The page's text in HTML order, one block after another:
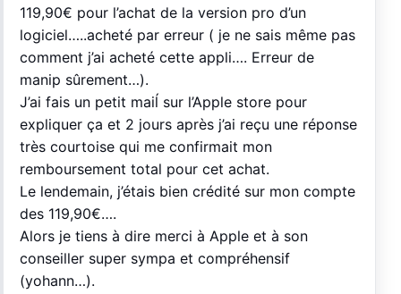
119,90€ pour l’achat de la version pro d’un
logiciel…..acheté par erreur ( je ne sais même pas
comment j’ai acheté cette appli…. Erreur de
manip sûrement…).
J’ai fais un petit maiĺ sur l’Apple store pour
expliquer ça et 2 jours après j’ai reçu une réponse
très courtoise qui me confirmait mon
remboursement total pour cet achat.
Le lendemain, j’étais bien crédité sur mon compte
des 119,90€….
Alors je tiens à dire merci à Apple et à son
conseiller super sympa et compréhensif
(yohann…).